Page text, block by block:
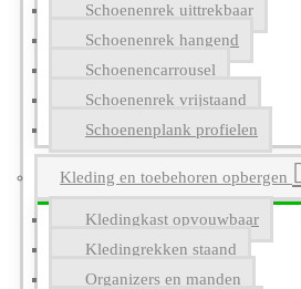
Schoenenrek uittrekbaar
Schoenenrek hangend
Schoenencarrousel
Schoenenrek vrijstaand
Schoenenplank profielen
Kleding en toebehoren opbergen
Kledingkast opvouwbaar
Kledingrekken staand
Organizers en manden